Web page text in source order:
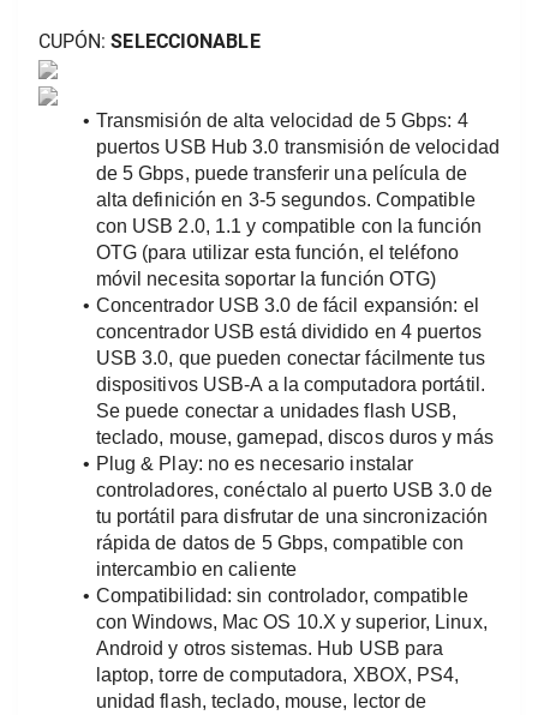
CUPÓN: SELECCIONABLE
Transmisión de alta velocidad de 5 Gbps: 4
puertos USB Hub 3.0 transmisión de velocidad
de 5 Gbps, puede transferir una película de
alta definición en 3-5 segundos. Compatible
con USB 2.0, 1.1 y compatible con la función
OTG (para utilizar esta función, el teléfono
móvil necesita soportar la función OTG)
Concentrador USB 3.0 de fácil expansión: el
concentrador USB está dividido en 4 puertos
USB 3.0, que pueden conectar fácilmente tus
dispositivos USB-A a la computadora portátil.
Se puede conectar a unidades flash USB,
teclado, mouse, gamepad, discos duros y más
Plug & Play: no es necesario instalar
controladores, conéctalo al puerto USB 3.0 de
tu portátil para disfrutar de una sincronización
rápida de datos de 5 Gbps, compatible con
intercambio en caliente
Compatibilidad: sin controlador, compatible
con Windows, Mac OS 10.X y superior, Linux,
Android y otros sistemas. Hub USB para
laptop, torre de computadora, XBOX, PS4,
unidad flash, teclado, mouse, lector de